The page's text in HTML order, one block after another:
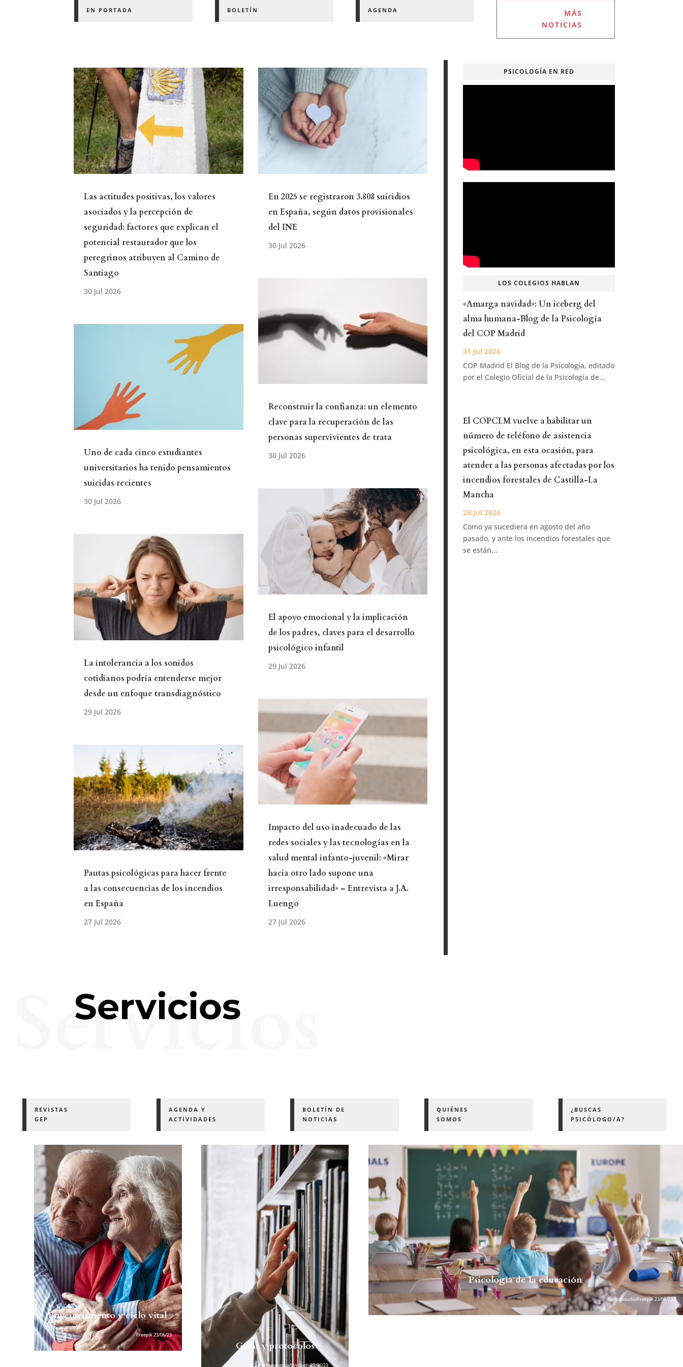
EN PORTADA BOLETÍN AGENDA
MÁS
NOTICIAS
Las actitudes positivas, los valores
asociados y la percepción de
seguridad: factores que explican el
potencial restaurador que los
peregrinos atribuyen al Camino de
Santiago
Uno de cada cinco estudiantes
universitarios ha tenido pensamientos
suicidas recientes
La intolerancia a los sonidos
cotidianos podría entenderse mejor
desde un enfoque transdiagnóstico
Pautas psicológicas para hacer frente
a las consecuencias de los incendios
en España
En 2025 se registraron 3.808 suicidios
en España, según datos provisionales
del INE
Reconstruir la confianza: un elemento
clave para la recuperación de las
personas supervivientes de trata
El apoyo emocional y la implicación
de los padres, claves para el desarrollo
psicológico infantil
Impacto del uso inadecuado de las
redes sociales y las tecnologías en la
salud mental infanto-juvenil: «Mirar
hacia otro lado supone una
irresponsabilidad» – Entrevista a J.A.
Luengo
PSICOLOGÍA EN RED
LOS COLEGIOS HABLAN
«Amarga navidad»: Un iceberg del
alma humana-Blog de la Psicología
del COP Madrid
COP Madrid El Blog de la Psicología, editado
por el Colegio Oficial de la Psicología de...
El COPCLM vuelve a habilitar un
número de teléfono de asistencia
psicológica, en esta ocasión, para
atender a las personas afectadas por los
incendios forestales de Castilla-La
Mancha
Como ya sucediera en agosto del año
pasado, y ante los incendios forestales que
se están...
Servicios
Servicios
REVISTAS
GEP
AGENDA Y
ACTIVIDADES
BOLETÍN DE
NOTICIAS
QUIÉNES
SOMOS
¿BUSCAS
PSICÓLOGO/A?
Envejecimiento y ciclo vital
Freepik 23/06/23
Guías y protocolos
Guzel Maksutova/Unplash 23/06/23
Psicología de la educación
Gpointstudio/Freepik 23/06/23